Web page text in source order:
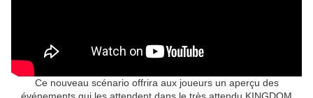
Ce nouveau scénario offrira aux joueurs un aperçu des